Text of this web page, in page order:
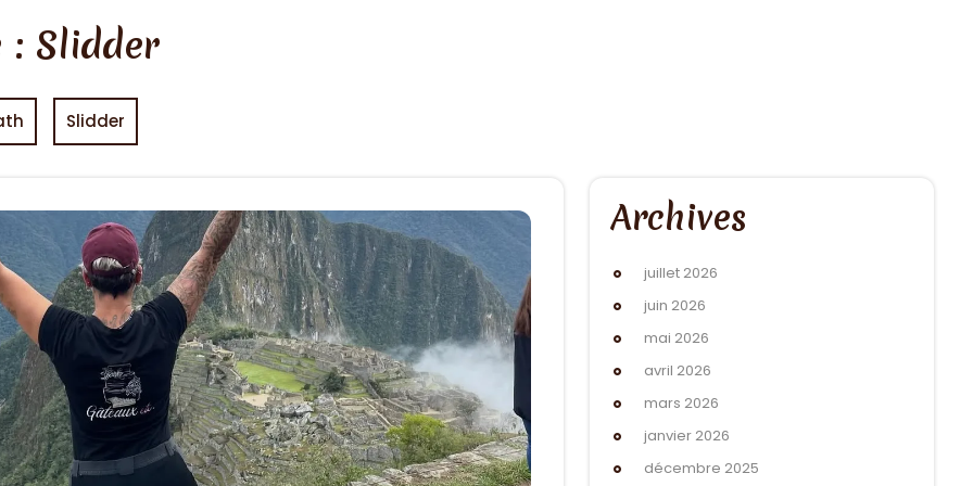
: Slidder
Slidder
Archives
juillet 2026
juin 2026
mai 2026
avril 2026
mars 2026
janvier 2026
décembre 2025